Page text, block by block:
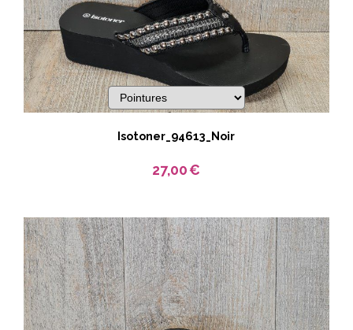
Isotoner_94613_Noir
27,00€